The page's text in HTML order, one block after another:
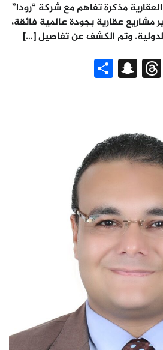
مذكرة تفاهم مع شركة “رودا”
مشاريع عقارية بجودة عالمية فائقة،
وتم الكشف عن تفاصيل […]
Threads
Snapchat
Share